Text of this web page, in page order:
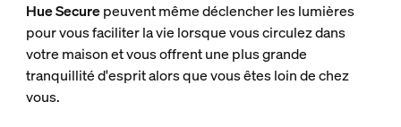
Hue Securepeuvent même déclencher les lumières
pour vous faciliter la vie lorsque vous circulez dans
votre maison et vous offrent une plus grande
tranquillité d'esprit alors que vous êtes loin de chez
vous.